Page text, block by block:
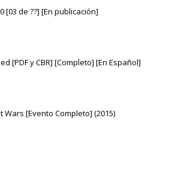
[03 de ??] [En publicación]
[PDF y CBR] [Completo] [En Español]
Wars [Evento Completo] (2015)